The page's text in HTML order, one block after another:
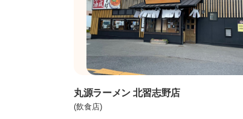
丸源ラーメン 北習志野店
(飲食店)